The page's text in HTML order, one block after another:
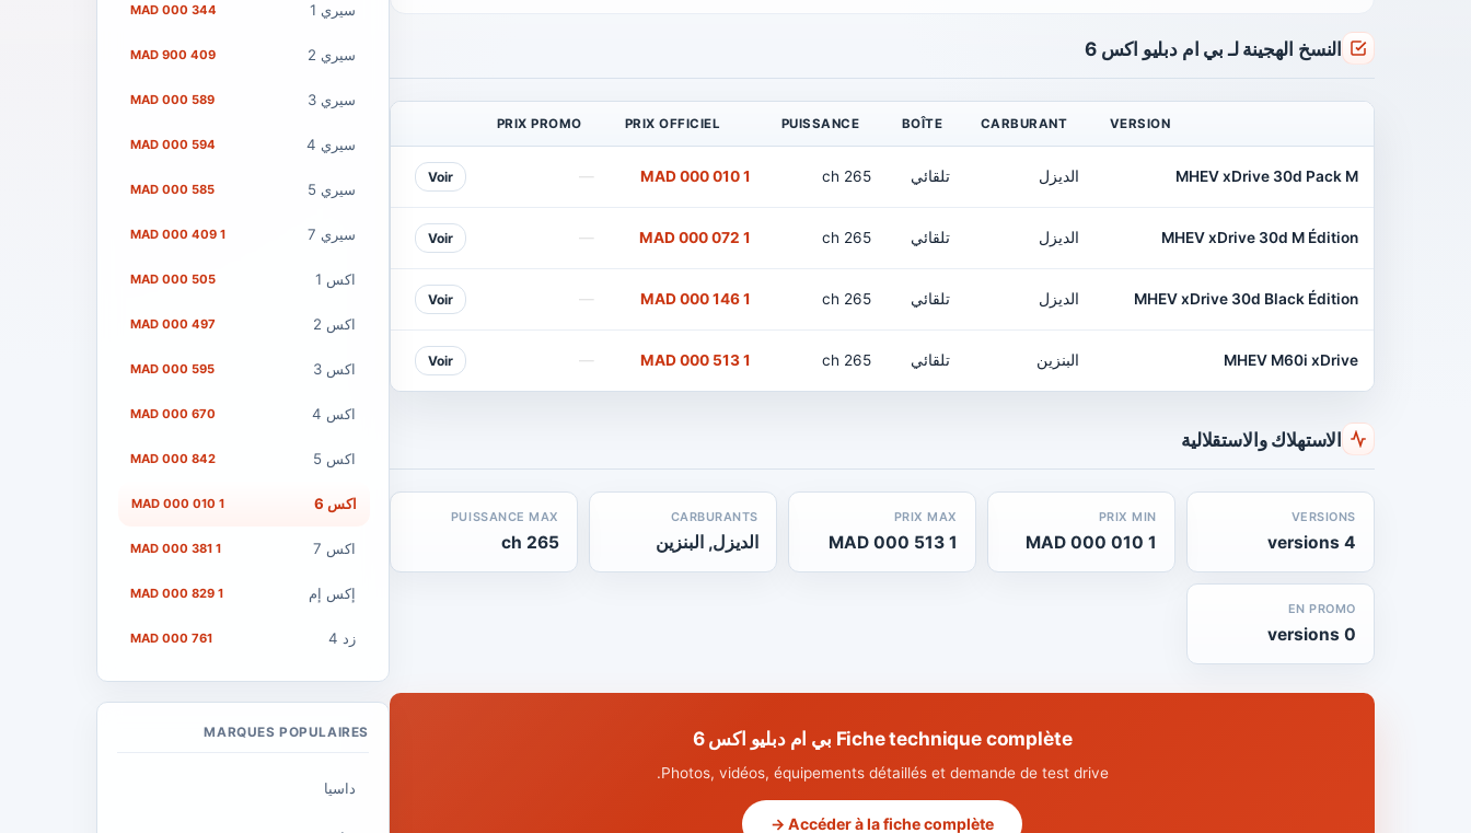
النسخ الهجينة لـ بي ام دبليو اكس 6
VERSION
CARBURANT
BOÎTE
PUISSANCE
PRIX OFFICIEL
PRIX PROMO
MHEV xDrive 30d Pack M الديزل تلقائي 265 ch
1 010 000 MAD
—
Voir
MHEV xDrive 30d M Édition الديزل تلقائي 265 ch
1 072 000 MAD
—
Voir
MHEV xDrive 30d Black Édition الديزل تلقائي 265 ch
1 146 000 MAD
—
Voir
MHEV M60i xDrive البنزين تلقائي 265 ch
1 513 000 MAD
—
Voir
الاستهلاك والاستقلالية
VERSIONS
4 versions
PRIX MIN
1 010 000 MAD
PRIX MAX
1 513 000 MAD
CARBURANTS
الديزل, البنزين
PUISSANCE MAX
265 ch
EN PROMO
0 versions
Fiche technique complète بي ام دبليو اكس 6
Photos, vidéos, équipements détaillés et demande de test drive.
Accéder à la fiche complète →
سيري 1 344 000 MAD
سيري 2 409 900 MAD
سيري 3 589 000 MAD
سيري 4 594 000 MAD
سيري 5 585 000 MAD
سيري 7 1 409 000 MAD
اكس 1 505 000 MAD
اكس 2 497 000 MAD
اكس 3 595 000 MAD
اكس 4 670 000 MAD
اكس 5 842 000 MAD
اكس 6 1 010 000 MAD
اكس 7 1 381 000 MAD
إكس إم 1 829 000 MAD
زد 4 761 000 MAD
MARQUES POPULAIRES
داسيا